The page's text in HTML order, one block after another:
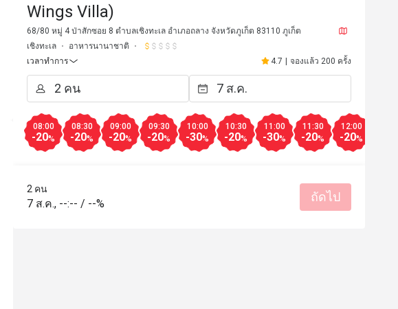
A
M*****g
Wings Villa)
68/80 หมู่ 4 ป่าสักซอย 8 ตำบลเชิงทะเล อำเภอถลาง จังหวัดภูเก็ต 83110 ภูเก็ต
เชิงทะเล
อาหารนานาชาติ
เวลาทำการ
4.7 | จองแล้ว 200 ครั้ง
08:00
-20%
08:30
-20%
09:00
-20%
09:30
-20%
10:00
-30%
10:30
-20%
11:00
-30%
11:30
-20%
12:00
-20%
2 คน
7 ส.ค., --:-- / --% ถัดไป